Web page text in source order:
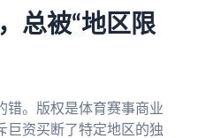
总被“地区限
错。版权是体育赛事商业
巨资买断了特定地区的独